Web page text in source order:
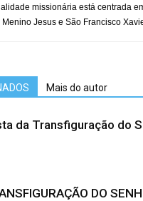
missionária está centrada
Jesus e São Francisco
Mais do autor
da Transfiguração do
DO